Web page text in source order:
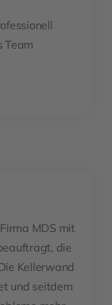
Team
MDS mit
die
Kellerwand
und seitdem